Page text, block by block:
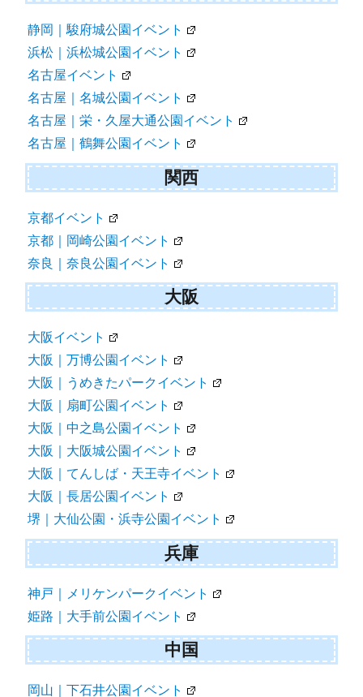
静岡｜駿府城公園イベント
浜松｜浜松城公園イベント
名古屋イベント
名古屋｜名城公園イベント
名古屋｜栄・久屋大通公園イベント
名古屋｜鶴舞公園イベント
関西
京都イベント
京都｜岡崎公園イベント
奈良｜奈良公園イベント
大阪
大阪イベント
大阪｜万博公園イベント
大阪｜うめきたパークイベント
大阪｜扇町公園イベント
大阪｜中之島公園イベント
大阪｜大阪城公園イベント
大阪｜てんしば・天王寺イベント
大阪｜長居公園イベント
堺｜大仙公園・浜寺公園イベント
兵庫
神戸｜メリケンパークイベント
姫路｜大手前公園イベント
中国
岡山｜下石井公園イベント